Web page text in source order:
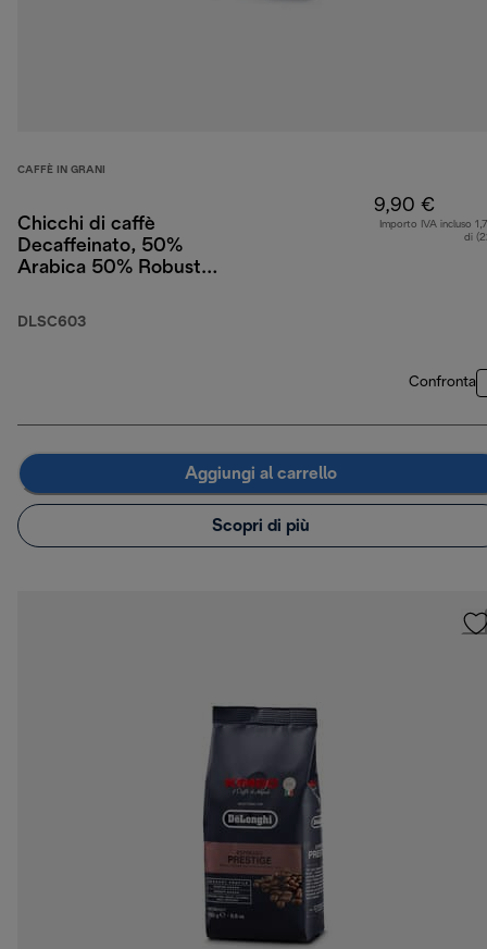
CAFFÈ IN GRANI
Chicchi di caffè
Decaffeinato, 50%
Arabica 50% Robusta,
DLSC603
9,90 €
Importo IVA incluso
di
Confronta
Aggiungi al carrello
Scopri di più